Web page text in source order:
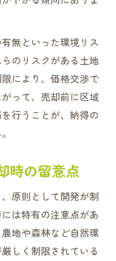
無といった環境リス
のリスクがある土地
により、価格交渉で
って、売却前に区域
行うことが、納得の
時の留意点
原則として開発が制
は特有の注意点があ
地や森林など自然環
しく制限されている